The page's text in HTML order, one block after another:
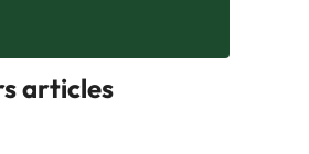
articles